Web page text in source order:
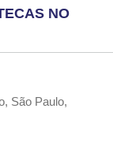
NO
São Paulo,